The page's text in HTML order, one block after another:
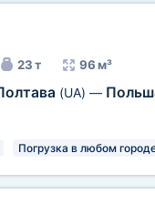
23 т 96 м³
(UA) —
Погрузка в любом